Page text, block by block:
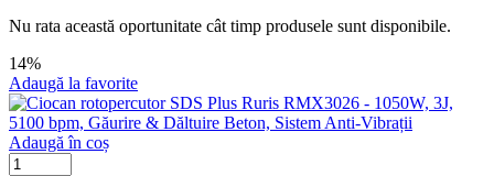
Nu rata această oportunitate cât timp produsele sunt disponibile.
14%
Adaugă la favorite
Adaugă în coș